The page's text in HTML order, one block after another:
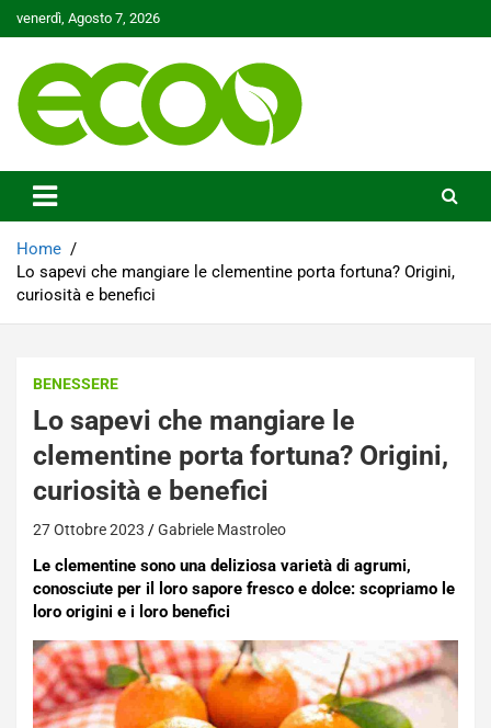
to
venerdì, Agosto 7, 2026
Ecoo.it
Home
Lo sapevi che mangiare le clementine porta fortuna? Origini,
curiosità e benefici
BENESSERE
Lo sapevi che mangiare le
clementine porta fortuna? Origini,
curiosità e benefici
27 Ottobre 2023 Gabriele Mastroleo
Le clementine sono una deliziosa varietà di agrumi,
conosciute per il loro sapore fresco e dolce: scopriamo le
loro origini e i loro benefici